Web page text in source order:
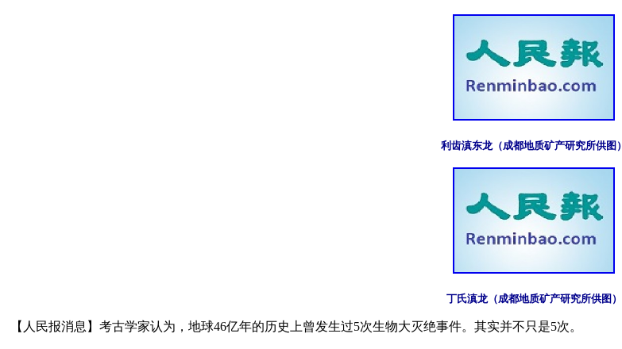
利齿滇东龙（成都地质矿产研究所供图）
丁氏滇龙（成都地质矿产研究所供图）
【人民报消息】考古学家认为，地球46亿年的历史上曾发生过5次生物大灭绝事件。其实并不只是5次。